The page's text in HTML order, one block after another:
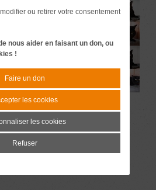
ou retirer votre consentement
nous aider en faisant un don, ou
!
Faire un don
les cookies
les cookies
Refuser